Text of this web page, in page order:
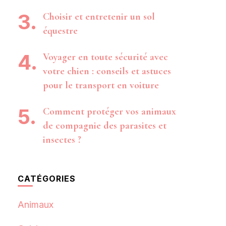
Choisir et entretenir un sol
équestre
Voyager en toute sécurité avec
votre chien : conseils et astuces
pour le transport en voiture
Comment protéger vos animaux
de compagnie des parasites et
insectes ?
CATÉGORIES
Animaux